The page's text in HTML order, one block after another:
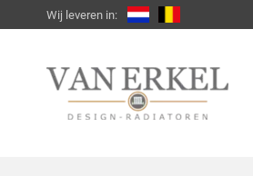
Wij leveren in: